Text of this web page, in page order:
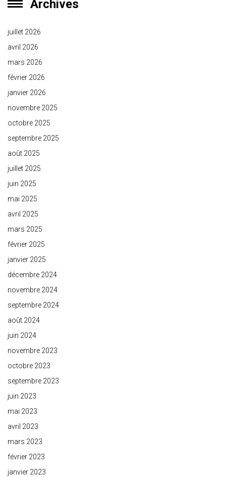
Archives
juillet 2026
avril 2026
mars 2026
février 2026
janvier 2026
novembre 2025
octobre 2025
septembre 2025
août 2025
juillet 2025
juin 2025
mai 2025
avril 2025
mars 2025
février 2025
janvier 2025
décembre 2024
novembre 2024
septembre 2024
août 2024
juin 2024
novembre 2023
octobre 2023
septembre 2023
juin 2023
mai 2023
avril 2023
mars 2023
février 2023
janvier 2023